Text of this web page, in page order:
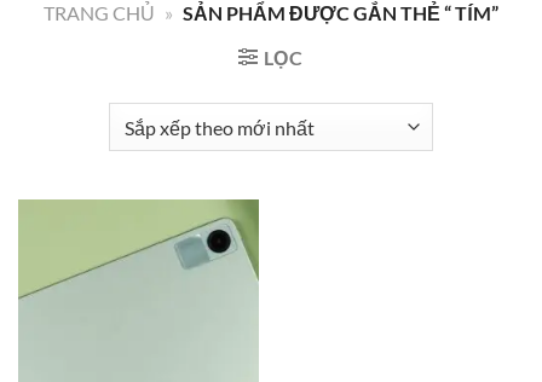
TRANG CHỦ » SẢN PHẨM ĐƯỢC GẮN THẺ “ TÍM”
LỌC